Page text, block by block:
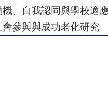
、自我認同與學校適
參與與成功老化研究